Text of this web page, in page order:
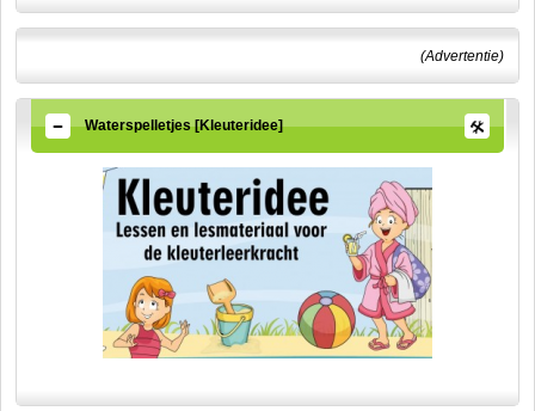
(Advertentie)
Waterspelletjes [Kleuteridee]